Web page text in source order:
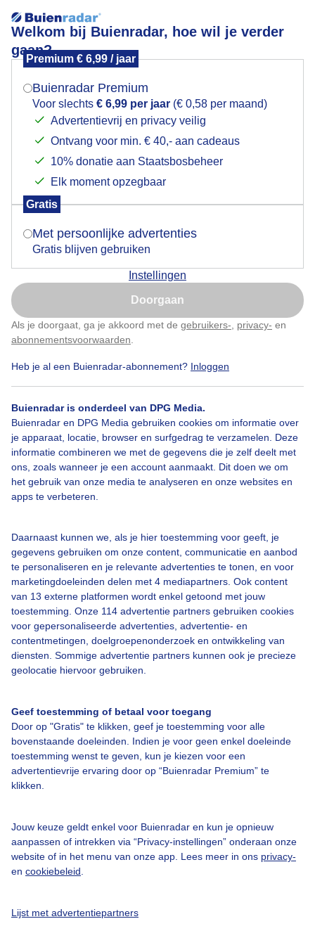
Welkom bij Buienradar, hoe wil je verder
gaan?
Premium € 6,99 / jaar
Buienradar Premium
Voor slechts € 6,99 per jaar (€ 0,58 per maand)
Advertentievrij en privacy veilig
Ontvang voor min. € 40,- aan cadeaus
10% donatie aan Staatsbosbeheer
Elk moment opzegbaar
Gratis
Met persoonlijke advertenties
Gratis blijven gebruiken
Instellingen
Doorgaan
Als je doorgaat, ga je akkoord met de gebruikers- privacy- en
abonnementsvoorwaarden
Heb je al een Buienradar-abonnement? Inloggen
Buienradar is onderdeel van DPG Media.
Buienradar en DPG Media gebruiken cookies om informatie over
je apparaat, locatie, browser en surfgedrag te verzamelen. Deze
informatie combineren we met de gegevens die je zelf deelt met
ons, zoals wanneer je een account aanmaakt. Dit doen we om
het gebruik van onze media te analyseren en onze websites en
apps te verbeteren.
Daarnaast kunnen we, als je hier toestemming voor geeft, je
gegevens gebruiken om onze content, communicatie en aanbod
te personaliseren en je relevante advertenties te tonen, en voor
marketingdoeleinden delen met 4 mediapartners. Ook content
van 13 externe platformen wordt enkel getoond met jouw
toestemming. Onze 114 advertentie partners gebruiken cookies
voor gepersonaliseerde advertenties, advertentie- en
contentmetingen, doelgroepenonderzoek en ontwikkeling van
diensten. Sommige advertentie partners kunnen ook je precieze
geolocatie hiervoor gebruiken.
Geef toestemming of betaal voor toegang
Door op "Gratis" te klikken, geef je toestemming voor alle
bovenstaande doeleinden. Indien je voor geen enkel doeleinde
toestemming wenst te geven, kun je kiezen voor een
advertentievrije ervaring door op “Buienradar Premium” te
klikken.
Jouw keuze geldt enkel voor Buienradar en kun je opnieuw
aanpassen of intrekken via “Privacy-instellingen” onderaan onze
website of in het menu van onze app. Lees meer in ons privacy-
en cookiebeleid
Lijst met advertentiepartners
Wegwezen!!!
belager van zijn vrouwtje en nest te verjagen telkens
kwam hij terug, maar uiteindelijk vloog hij echt weg!
Door: Carla Versteege Gemaakt: 04-05-2026, 116x bekeken
Bekijk slideshow
Een moment geduld aub...
Over Buienradar
Veelgestelde vragen
Contact
Toegankelijkheid
Gebruikersvoorwaarden
Buienradar Team
Privacy beleid
Privacy instellingen
Mogen we je locatie gebruiken voor het
Indien je hier nog geen akkoord op hebt gegeven,
verschijnt er zo een pop-up uit je browser waarin
Is goed, toon de popup
Nu niet, misschien later
Klik hierom dit aan te passen